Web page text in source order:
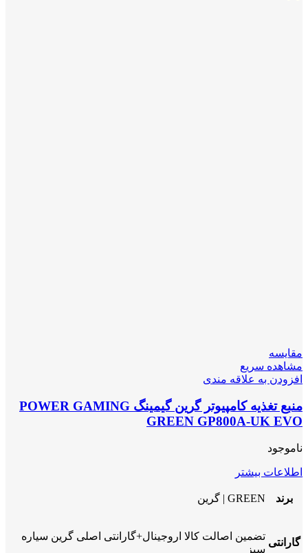
مقایسه
مشاهده سریع
افزودن به علاقه مندی
منبع تغذیه کامپیوتر گرین گیمینگ POWER GAMING
GREEN GP800A-UK EVO
ناموجود
اطلاعات بیشتر
برند GREEN | گرین
گارانتی
تضمین اصالت کالا اروجینال+گارانتی اصلی گرین سیاره
سبز